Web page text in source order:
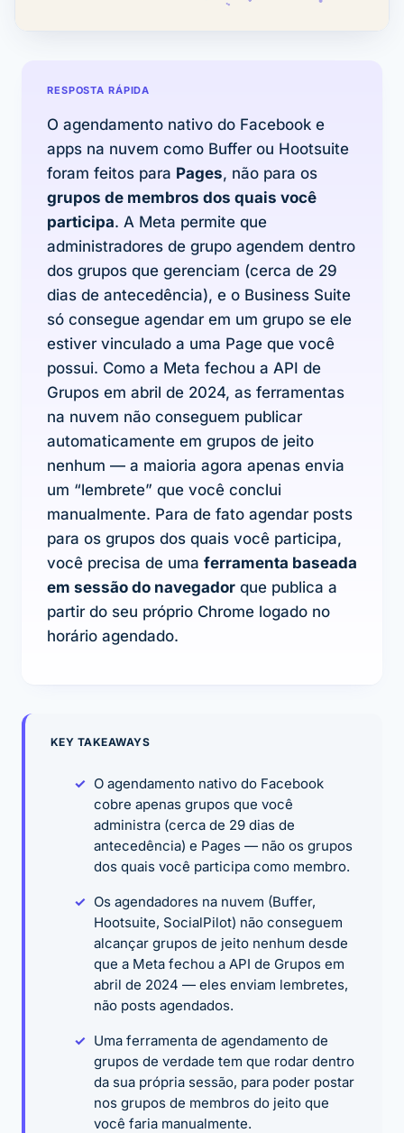
RESPOSTA RÁPIDA
O agendamento nativo do Facebook e
apps na nuvem como Buffer ou Hootsuite
foram feitos para Pages, não para os
grupos de membros dos quais você
participa. A Meta permite que
administradores de grupo agendem dentro
dos grupos que gerenciam (cerca de 29
dias de antecedência), e o Business Suite
só consegue agendar em um grupo se ele
estiver vinculado a uma Page que você
possui. Como a Meta fechou a API de
Grupos em abril de 2024, as ferramentas
na nuvem não conseguem publicar
automaticamente em grupos de jeito
nenhum — a maioria agora apenas envia
um “lembrete” que você conclui
manualmente. Para de fato agendar posts
para os grupos dos quais você participa,
você precisa de uma ferramenta baseada
em sessão do navegador que publica a
partir do seu próprio Chrome logado no
horário agendado.
KEY TAKEAWAYS
O agendamento nativo do Facebook
cobre apenas grupos que você
administra (cerca de 29 dias de
antecedência) e Pages — não os grupos
dos quais você participa como membro.
Os agendadores na nuvem (Buffer,
Hootsuite, SocialPilot) não conseguem
alcançar grupos de jeito nenhum desde
que a Meta fechou a API de Grupos em
abril de 2024 — eles enviam lembretes,
não posts agendados.
Uma ferramenta de agendamento de
grupos de verdade tem que rodar dentro
da sua própria sessão, para poder postar
nos grupos de membros do jeito que
você faria manualmente.